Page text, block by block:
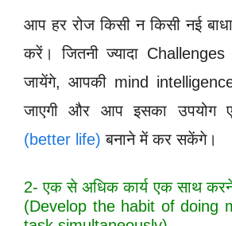
आप हर रोज किसी न किसी नई
करें। जितनी ज्यादा
जायेंगे, आपकी mind
जाएगी और आप इसका
(better life) बनाने में कर सकेंगे।
2- एक से अधिक कार्य एक साथ
(Develop the habit of doing